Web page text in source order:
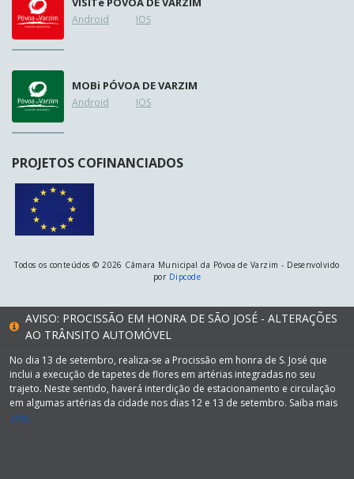
Android IOS
MOBi PÓVOA DE VARZIM
Android IOS
PROJETOS COFINANCIADOS
Todos os conteúdos © 2026 Câmara Municipal da Póvoa de Varzim - Desenvolvido
por Dipcode
AVISO: PROCISSÃO EM HONRA DE SÃO JOSÉ - ALTERAÇÕES
AO TRÂNSITO AUTOMÓVEL
No dia 13 de setembro, realiza-se a Procissão em honra de S. José que
inclui a execução de tapetes de flores em artérias integradas no seu
trajeto. Neste sentido, haverá interdição de estacionamento e circulação
em algumas artérias da cidade nos dias 12 e 13 de setembro. Saiba mais
aqui.